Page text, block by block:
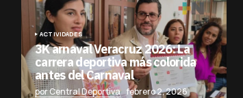
ACTIVIDADES
3K arnaval Veracruz 2026: La
carrera deportiva más colorida
antes del Carnaval
por Central Deportiva febrero 2, 2026